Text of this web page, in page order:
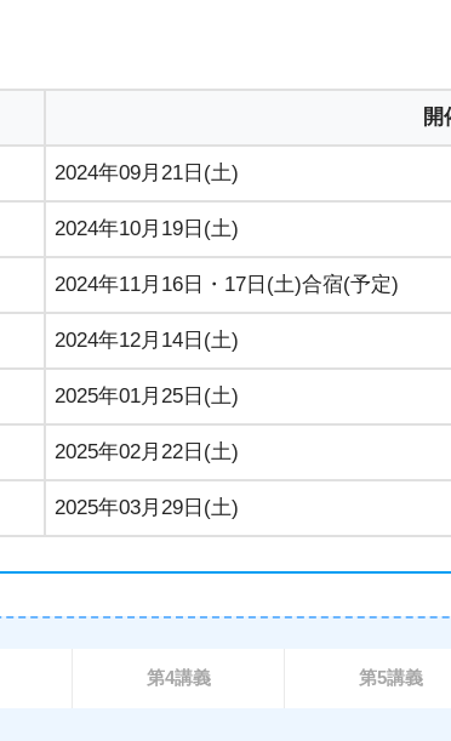
開
2024年09月21日(土)
2024年10月19日(土)
2024年11月16日・17日(土)合宿(予定)
2024年12月14日(土)
2025年01月25日(土)
2025年02月22日(土)
2025年03月29日(土)
第4講義 第5講義